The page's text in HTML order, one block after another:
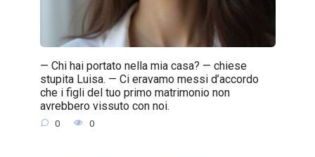
— Chi hai portato nella mia casa? — chiese
stupita Luisa. — Ci eravamo messi d’accordo
che i figli del tuo primo matrimonio non
avrebbero vissuto con noi.
0 0